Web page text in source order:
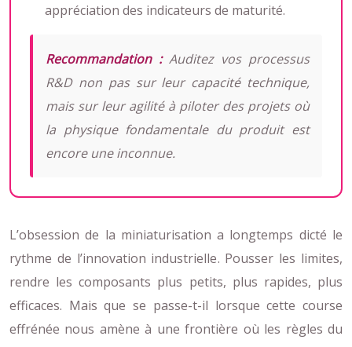
appréciation des indicateurs de maturité.
Recommandation :Auditez vos processus
R&D non pas sur leur capacité technique,
mais sur leur agilité à piloter des projets où
la physique fondamentale du produit est
encore une inconnue.
L’obsession de la miniaturisation a longtemps dicté le
rythme de l’innovation industrielle. Pousser les limites,
rendre les composants plus petits, plus rapides, plus
efficaces. Mais que se passe-t-il lorsque cette course
effrénée nous amène à une frontière où les règles du